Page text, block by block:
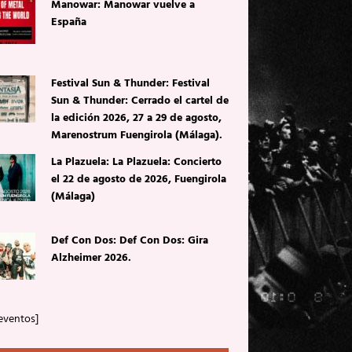
Manowar: Manowar vuelve a
España
Festival Sun & Thunder: Festival
Sun & Thunder: Cerrado el cartel de
la edición 2026, 27 a 29 de agosto,
Marenostrum Fuengirola (Málaga).
La Plazuela: La Plazuela: Concierto
el 22 de agosto de 2026, Fuengirola
(Málaga)
Def Con Dos: Def Con Dos: Gira
Alzheimer 2026.